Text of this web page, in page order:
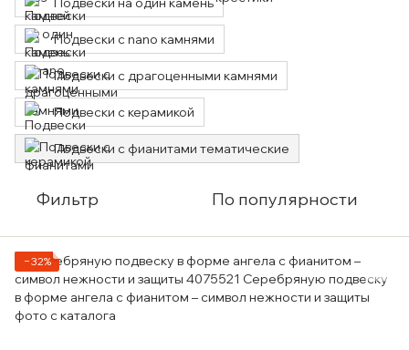
Подвески с nano камнями
Подвески с драгоценными камнями
Подвески с керамикой
Подвески с фианитами тематические
Фильтр По популярности
−32%